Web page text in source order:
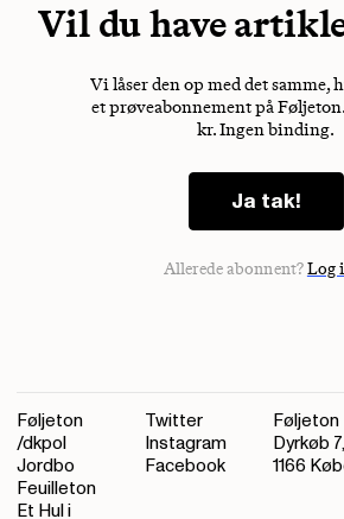
Vil du have
Vi låser den op med det samme,
et prøveabonnement på
kr. Ingen binding.
Ja tak!
Allerede abonnent?Log
Føljeton
/dkpol
Jordbo
Feuilleton
Et Hul i
Twitter
Instagram
Facebook
Føljeton
Dyrkøb
1166